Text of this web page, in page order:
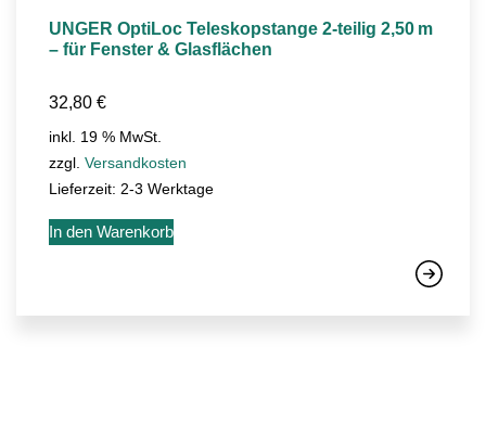
UNGER OptiLoc Teleskopstange 2-teilig 2,50 m
– für Fenster & Glasflächen
32,80 €
inkl. 19 % MwSt.
zzgl. Versandkosten
Lieferzeit: 2-3 Werktage
In den Warenkorb